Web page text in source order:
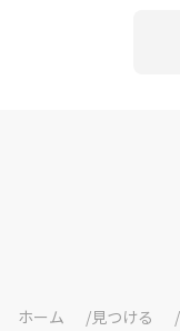
ホーム 見つける